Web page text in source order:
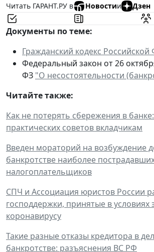
Читать ГАРАНТ.РУ в
Новостии Дзен
Документы по теме:
Гражданский кодекс
Федеральный закон от 26
ФЗ "О несостоятельности
Читайте также:
Как не потерять сбережения в
практических советов вкладчикам
Введен мораторий на возбуждение
банкротстве наиболее
налогоплательщиков
СПЧ и Ассоциация юристов России
господдержки, принятые в условиях
коронавирусу
Такие разные отказы кредитора в
банкротстве: разъяснения ВС РФ